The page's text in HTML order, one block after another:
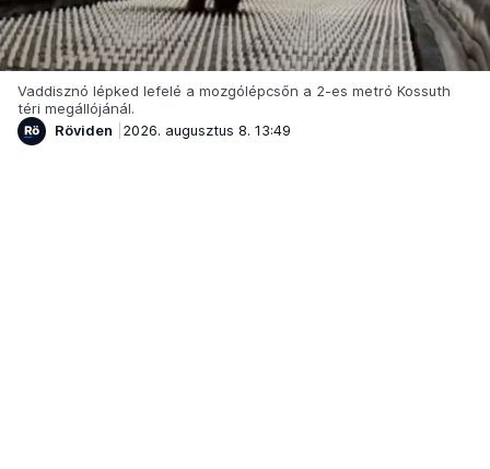
Vaddisznó lépked lefelé a mozgólépcsőn a 2-es metró Kossuth
téri megállójánál.
Röviden
2026. augusztus 8. 13:49